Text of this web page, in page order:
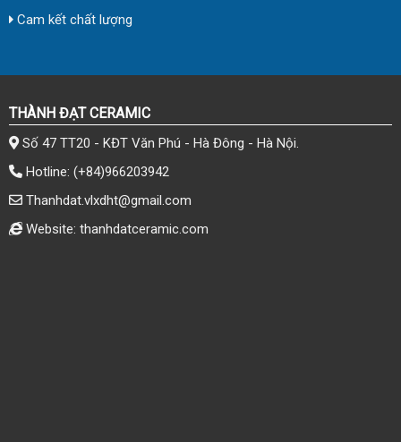
Cam kết chất lượng
THÀNH ĐẠT CERAMIC
Số 47 TT20 - KĐT Văn Phú - Hà Đông - Hà Nội.
Hotline: (+84)966203942
Thanhdat.vlxdht@gmail.com
Website: thanhdatceramic.com